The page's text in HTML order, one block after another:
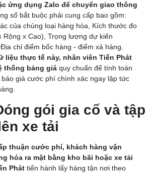
ứng dụng Zalo để chuyển giao thông
số bắt buộc phải cung cấp bao gồm:
của chủng loại hàng hóa, Kích thước đo
Rộng x Cao), Trọng lượng dự kiến
chỉ điểm bốc hàng - điểm xả hàng.
liệu thực tế này, nhân viên Tiến Phát
thống bảng giá quy chuẩn để tính toán
giá cước phí chính xác ngay lập tức
gói gia cố và tập
xe tải
thuận cước phí, khách hàng vận
hóa ra mặt bằng kho bãi hoặc xe tải
Phát tiến hành lấy hàng tận nơi theo